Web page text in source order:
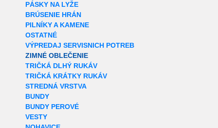
PÁSKY NA LYŽE
BRÚSENIE HRÁN
PILNÍKY A KAMENE
OSTATNÉ
VÝPREDAJ SERVISNICH POTREB
ZIMNÉ OBLEČENIE
TRIČKÁ DLHÝ RUKÁV
TRIČKÁ KRÁTKY RUKÁV
STREDNÁ VRSTVA
BUNDY
BUNDY PEROVÉ
VESTY